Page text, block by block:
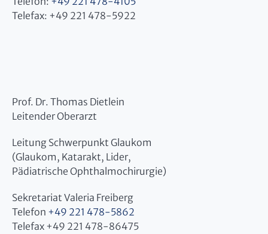
Telefax: +49 221 478-5922
Prof. Dr. Thomas Dietlein
Leitender Oberarzt
Leitung Schwerpunkt Glaukom
(Glaukom, Katarakt, Lider,
Pädiatrische Ophthalmochirurgie)
Sekretariat Valeria Freiberg
Telefon +49 221 478-5862
Telefax +49 221 478-86475